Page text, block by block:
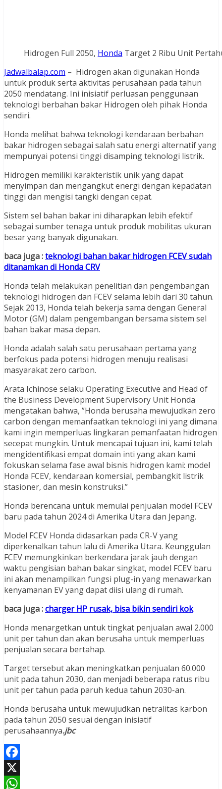
Hidrogen Full 2050, Honda Target 2 Ribu Unit
Jadwalbalap.com – Hidrogen akan digunakan Honda
untuk produk serta aktivitas perusahaan pada tahun
2050 mendatang. Ini inisiatif perluasan penggunaan
teknologi berbahan bakar Hidrogen oleh pihak Honda
sendiri.
Honda melihat bahwa teknologi kendaraan berbahan
bakar hidrogen sebagai salah satu energi alternatif yang
mempunyai potensi tinggi disamping teknologi listrik.
Hidrogen memiliki karakteristik unik yang dapat
menyimpan dan mengangkut energi dengan kepadatan
tinggi dan mengisi tangki dengan cepat.
Sistem sel bahan bakar ini diharapkan lebih efektif
sebagai sumber tenaga untuk produk mobilitas ukuran
besar yang banyak digunakan.
baca juga :teknologi bahan bakar hidrogen FCEV sudah
ditanamkan di Honda CRV
Honda telah melakukan penelitian dan pengembangan
teknologi hidrogen dan FCEV selama lebih dari 30 tahun.
Sejak 2013, Honda telah bekerja sama dengan General
Motor (GM) dalam pengembangan bersama sistem sel
bahan bakar masa depan.
Honda adalah salah satu perusahaan pertama yang
berfokus pada potensi hidrogen menuju realisasi
masyarakat zero carbon.
Arata Ichinose selaku Operating Executive and Head of
the Business Development Supervisory Unit Honda
mengatakan bahwa, ”Honda berusaha mewujudkan zero
carbon dengan memanfaatkan teknologi ini yang dimana
kami ingin memperluas lingkaran pemanfaatan hidrogen
secepat mungkin. Untuk mencapai tujuan ini, kami telah
mengidentifikasi empat domain inti yang akan kami
fokuskan selama fase awal bisnis hidrogen kami: model
Honda FCEV, kendaraan komersial, pembangkit listrik
stasioner, dan mesin konstruksi.”
Honda berencana untuk memulai penjualan model FCEV
baru pada tahun 2024 di Amerika Utara dan Jepang.
Model FCEV Honda didasarkan pada CR-V yang
diperkenalkan tahun lalu di Amerika Utara. Keunggulan
FCEV memungkinkan berkendara jarak jauh dengan
waktu pengisian bahan bakar singkat, model FCEV baru
ini akan menampilkan fungsi plug-in yang menawarkan
kenyamanan EV yang dapat diisi ulang di rumah.
baca juga :charger HP rusak, bisa bikin sendiri kok
Honda menargetkan untuk tingkat penjualan awal 2.000
unit per tahun dan akan berusaha untuk memperluas
penjualan secara bertahap.
Target tersebut akan meningkatkan penjualan 60.000
unit pada tahun 2030, dan menjadi beberapa ratus ribu
unit per tahun pada paruh kedua tahun 2030-an.
Honda berusaha untuk mewujudkan netralitas karbon
pada tahun 2050 sesuai dengan inisiatif
perusahaannya.jbc
Facebook
X